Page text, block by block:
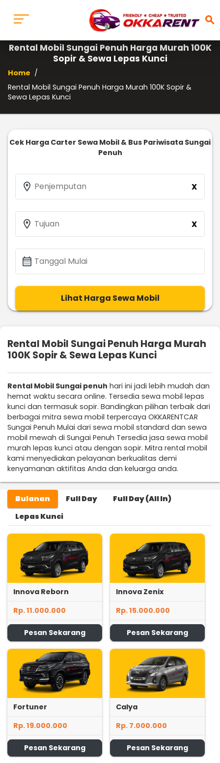
search
Rental Mobil Sungai Penuh Harga Murah 100K
Sopir & Sewa Lepas Kunci
Home /
Rental Mobil Sungai Penuh Harga Murah 100K Sopir &
Sewa Lepas Kunci
Cek Harga Carter Sewa Mobil & Bus Pariwisata Sungai
Penuh
location_on Penjemputan X
location_on Tujuan X
calendar_month Tanggal Mulai
Lihat Harga Sewa Mobil
Rental Mobil Sungai Penuh Harga Murah
100K Sopir & Sewa Lepas Kunci
Rental Mobil Sungai penuh hari ini jadi lebih mudah dan
hemat waktu secara online. Tersedia sewa mobil lepas
kunci dan termasuk sopir. Bandingkan pilihan terbaik dari
berbagai mitra sewa mobil terpercaya OKKARENTCAR
Sungai Penuh Mulai dari sewa mobil standard dan sewa
mobil mewah di Sungai Penuh Tersedia jasa sewa mobil
murah lepas kunci atau dengan sopir. Mitra rental mobil
kami menyediakan pelayanan berkualitas demi
kenyamanan aktifitas Anda dan keluarga anda.
Bulanan Full Day
Full Day (All In)
Lepas Kunci
Innova Reborn
Rp. 11.000.000
Pesan Sekarang
Innova Zenix
Rp. 15.000.000
Pesan Sekarang
Fortuner
Rp. 19.000.000
Pesan Sekarang
Calya
Rp. 7.000.000
Pesan Sekarang